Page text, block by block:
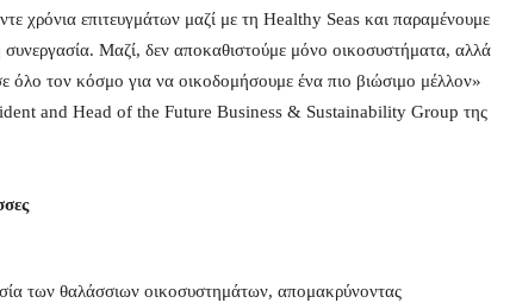
χρόνια επιτευγμάτων μαζί με τη Healthy Seas και παραμένουμε
Μαζί, δεν αποκαθιστούμε μόνο οικοσυστήματα, αλλά
όλο τον κόσμο για να οικοδομήσουμε ένα πιο βιώσιμο μέλλον»
and Head of the Future Business & Sustainability Group της
των θαλάσσιων οικοσυστημάτων, απομακρύνοντας